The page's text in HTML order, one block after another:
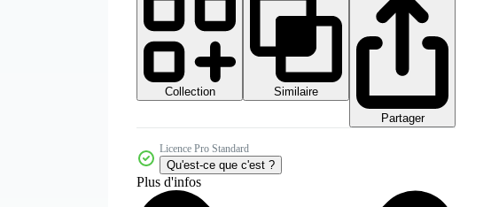
Collection
Similaire
Partager
Licence Pro Standard
Qu'est-ce que c'est ?
Plus d'infos